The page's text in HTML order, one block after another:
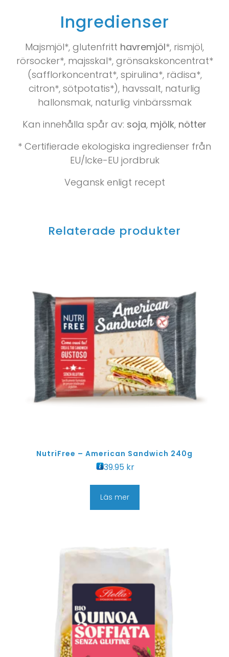
Ingredienser
Majsmjöl*, glutenfritt havremjöl*, rismjöl,
rörsocker*, majsskal*, grönsakskoncentrat*
(safflorkoncentrat*, spirulina*, rädisa*,
citron*, sötpotatis*), havssalt, naturlig
hallonsmak, naturlig vinbärssmak
Kan innehålla spår av: soja, mjölk, nötter
* Certifierade ekologiska ingredienser från
EU/Icke-EU jordbruk
Vegansk enligt recept
Relaterade produkter
NutriFree – American Sandwich 240g
39.95 kr
Läs mer